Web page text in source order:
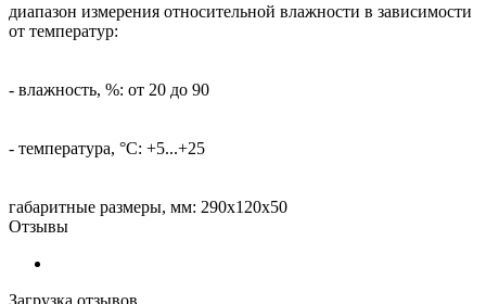
диапазон измерения относительной влажности в зависимости
от температур:
- влажность, %: от 20 до 90
- температура, °С: +5...+25
габаритные размеры, мм: 290х120х50
Отзывы
Загрузка отзывов...